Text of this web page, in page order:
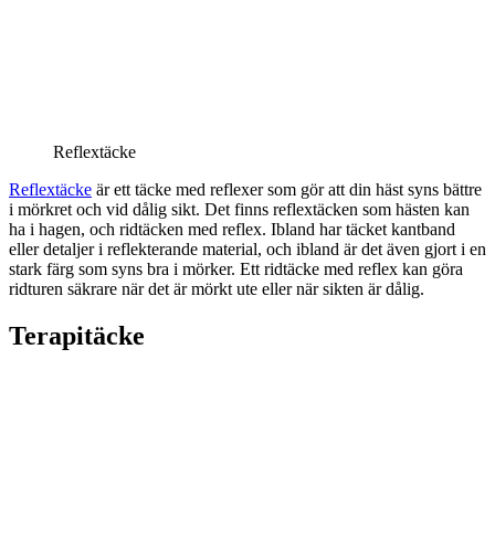
Reflextäcke
Reflextäcke är ett täcke med reflexer som gör att din häst syns bättre
i mörkret och vid dålig sikt. Det finns reflextäcken som hästen kan
ha i hagen, och ridtäcken med reflex. Ibland har täcket kantband
eller detaljer i reflekterande material, och ibland är det även gjort i en
stark färg som syns bra i mörker. Ett ridtäcke med reflex kan göra
ridturen säkrare när det är mörkt ute eller när sikten är dålig.
Terapitäcke